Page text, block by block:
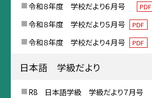
令和８年度 学校だより６月号
PDF
令和８年度 学校だより５月号 PDF
令和８年度 学校だより４月号 PDF
日本語 学級だより
R8 日本語学級 学級だより７月号